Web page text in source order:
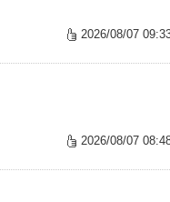
2026/08/07
2026/08/07